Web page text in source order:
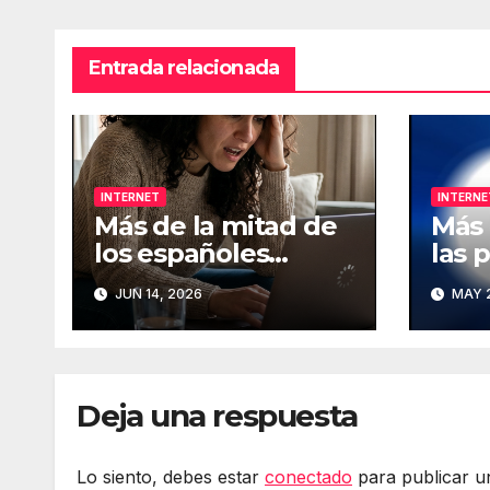
Entrada relacionada
INTERNET
Más de la mitad de
los españoles
considera
fundamental la
conexión a Internet
JUN 14, 2026
las
que
han
de
MAY
Deja una respuesta
Lo siento, debes estar conectado para publicar